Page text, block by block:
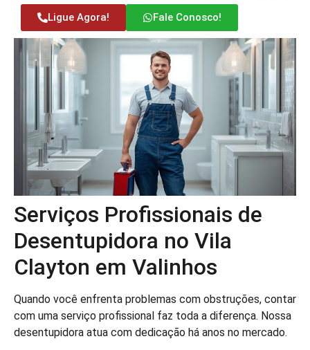
Ligue Agora! Fale Conosco!
Serviços Profissionais de
Desentupidora no Vila
Clayton em Valinhos
Quando você enfrenta problemas com obstruções, contar
com uma serviço profissional faz toda a diferença. Nossa
desentupidora atua com dedicação há anos no mercado.